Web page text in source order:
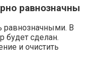
равнозначны
равнозначными. В
будет сделан.
и очистить